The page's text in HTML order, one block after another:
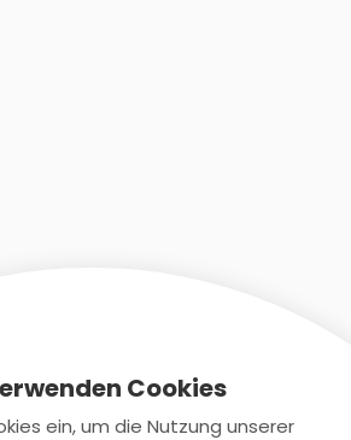
Cookies
ein, um die Nutzung unserer